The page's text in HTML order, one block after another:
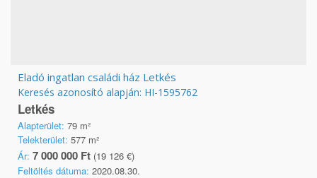
Eladó ingatlan családi ház Letkés
Keresés azonosító alapján: HI-1595762
Letkés
Alapterület: 79 m²
Telekterület: 577 m²
Ár: 7 000 000 Ft (19 126 €)
Feltöltés dátuma: 2020.08.30.